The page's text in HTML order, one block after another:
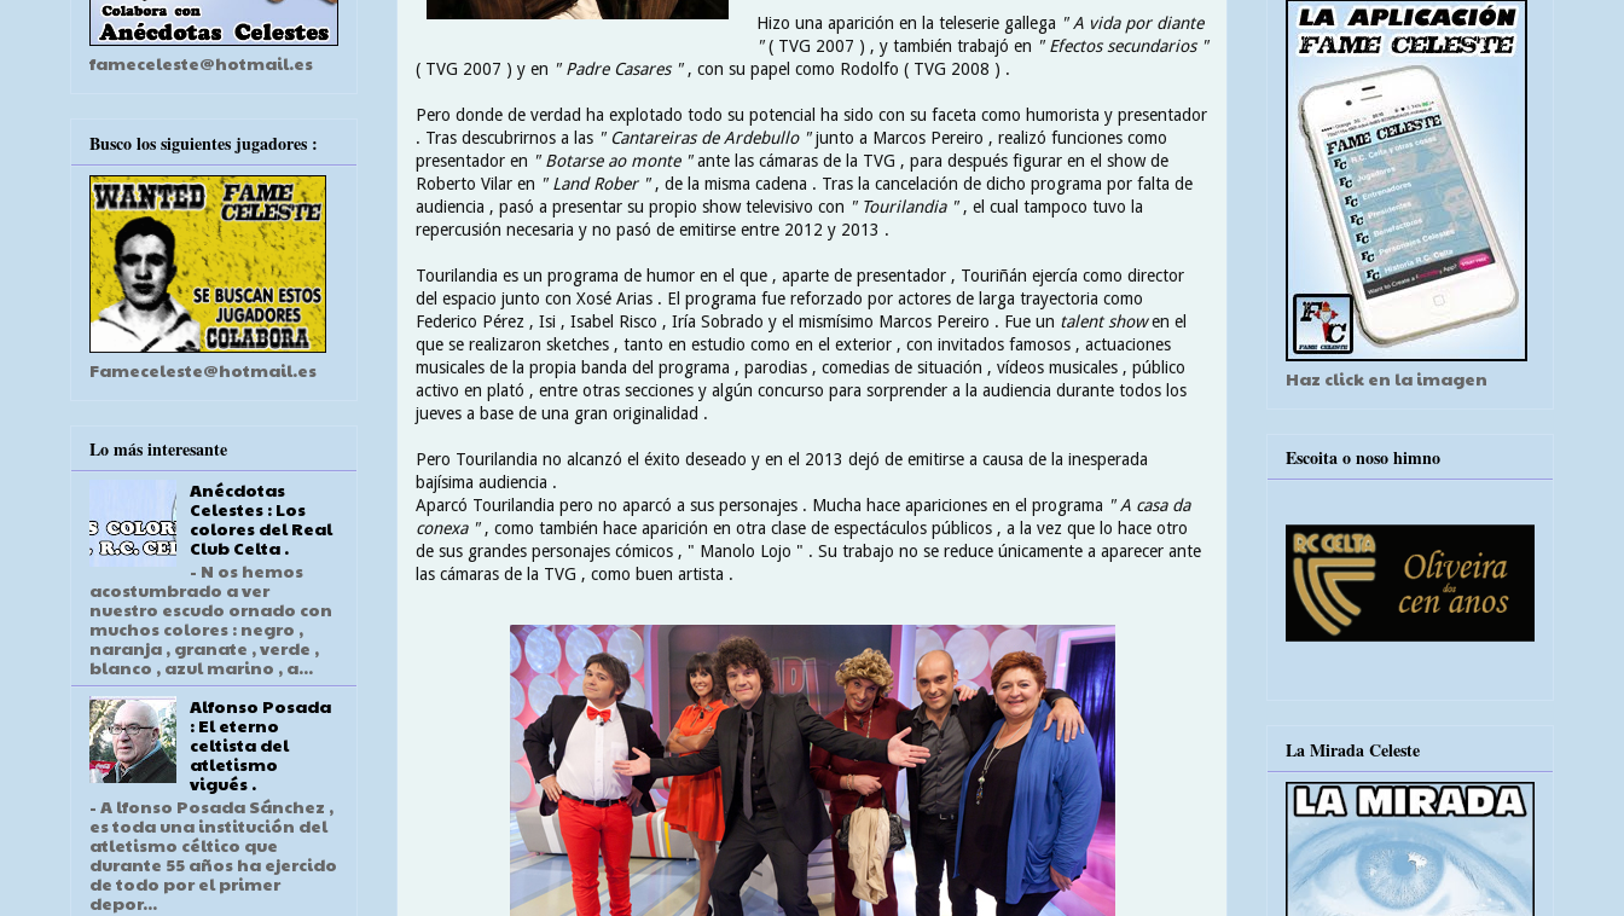
Hizo una aparición en la teleserie gallega " A vida por diante
"( TVG 2007 ) , y también trabajó en " Efectos secundarios "
( TVG 2007 ) y en " Padre Casares ", con su papel como Rodolfo ( TVG 2008 ) .
Pero donde de verdad ha explotado todo su potencial ha sido con su faceta como humorista y presentador
. Tras descubrirnos a las " Cantareiras de Ardebullo "junto a Marcos Pereiro , realizó funciones como
presentador en " Botarse ao monte "ante las cámaras de la TVG , para después figurar en el show de
Roberto Vilar en " Land Rober ", de la misma cadena . Tras la cancelación de dicho programa por falta de
audiencia , pasó a presentar su propio show televisivo con " Tourilandia ", el cual tampoco tuvo la
repercusión necesaria y no pasó de emitirse entre 2012 y 2013 .
Tourilandia es un programa de humor en el que , aparte de presentador , Touriñán ejercía como director
del espacio junto con Xosé Arias . El programa fue reforzado por actores de larga trayectoria como
Federico Pérez , Isi , Isabel Risco , Iría Sobrado y el mismísimo Marcos Pereiro . Fue un talent showen el
que se realizaron sketches , tanto en estudio como en el exterior , con invitados famosos , actuaciones
musicales de la propia banda del programa , parodias , comedias de situación , vídeos musicales , público
activo en plató , entre otras secciones y algún concurso para sorprender a la audiencia durante todos los
jueves a base de una gran originalidad .
Pero Tourilandia no alcanzó el éxito deseado y en el 2013 dejó de emitirse a causa de la inesperada
bajísima audiencia .
Aparcó Tourilandia pero no aparcó a sus personajes . Mucha hace apariciones en el programa " A casa da
conexa ", como también hace aparición en otra clase de espectáculos públicos , a la vez que lo hace otro
de sus grandes personajes cómicos , " Manolo Lojo " . Su trabajo no se reduce únicamente a aparecer ante
las cámaras de la TVG , como buen artista .
fameceleste@hotmail.es
Busco los siguientes jugadores :
Fameceleste@hotmail.es
Lo más interesante
Anécdotas
Celestes : Los
colores del Real
Club Celta .
- N os hemos
acostumbrado a ver
nuestro escudo ornado con
muchos colores : negro ,
naranja , granate , verde ,
blanco , azul marino , a...
Alfonso Posada
: El eterno
celtista del
atletismo
vigués .
- A lfonso Posada Sánchez ,
es toda una institución del
atletismo céltico que
durante 55 años ha ejercido
de todo por el primer
depor...
Haz click en la imagen
Escoita o noso himno
La Mirada Celeste